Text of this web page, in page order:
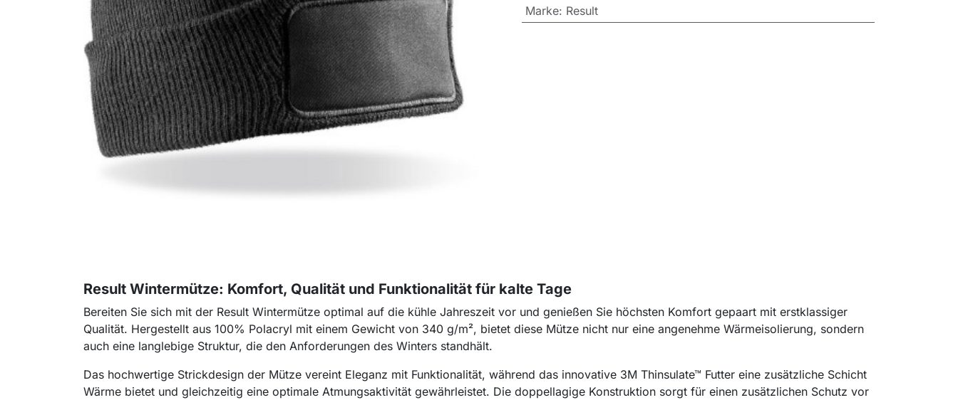
Marke: Result
Result Wintermütze: Komfort, Qualität und Funktionalität für kalte Tage
Bereiten Sie sich mit der Result Wintermütze optimal auf die kühle Jahreszeit vor und genießen Sie höchsten Komfort gepaart mit erstklassiger
Qualität. Hergestellt aus 100% Polacryl mit einem Gewicht von 340 g/m², bietet diese Mütze nicht nur eine angenehme Wärmeisolierung, sondern
auch eine langlebige Struktur, die den Anforderungen des Winters standhält.
Das hochwertige Strickdesign der Mütze vereint Eleganz mit Funktionalität, während das innovative 3M Thinsulate™ Futter eine zusätzliche Schicht
Wärme bietet und gleichzeitig eine optimale Atmungsaktivität gewährleistet. Die doppellagige Konstruktion sorgt für einen zusätzlichen Schutz vor